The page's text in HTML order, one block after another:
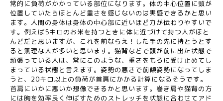
常的に負荷がかかっている部位になります。体の中心位置に頭が
位置していたらほとんど重さを感じないのは実感できるかと思い
ます。人間の身体は身体の中心部に近いほど力が伝わりやすいで
す。例えば5キロのお米を持つときに体に近づけて持つ人がほと
んどだと思いますが、これを前ならえ！した手の先に持とうとす
ると無理な人が多いと思います。猫背などで頭が前に出た状態で
頑張っている人は、常にこのような、重さをもろに受け止めてし
まっている状態と言えます。姿勢の悪さで前傾姿勢になってしま
うと、20キロ以上の負荷が首肩にかかる計算になるそうです。
首肩にいかに悪いか想像できるかと思います。巻き肩や猫背の方
には胸を効率良く伸ばすためのストレッチを状態に合わせてアド